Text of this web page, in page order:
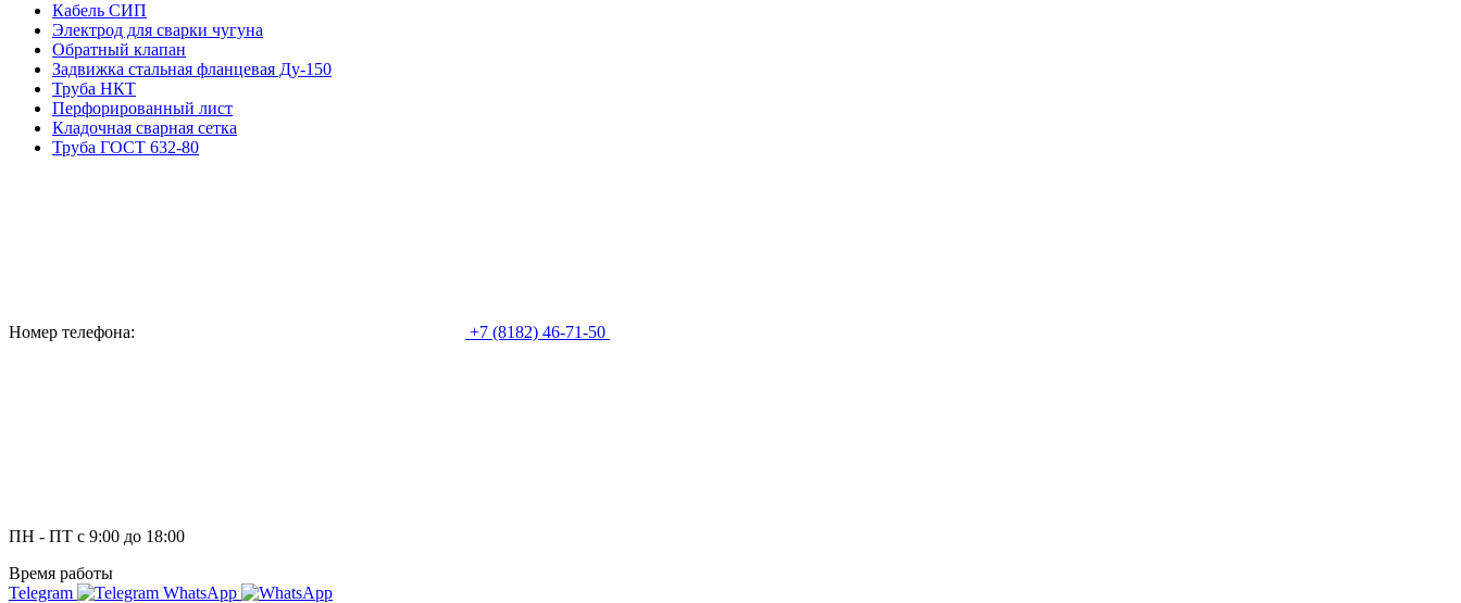
Кабель СИП
Электрод для сварки чугуна
Обратный клапан
Задвижка стальная фланцевая Ду-150
Труба НКТ
Перфорированный лист
Кладочная сварная сетка
Труба ГОСТ 632-80
Номер телефона: +7 (8182) 46-71-50
ПН - ПТ с 9:00 до 18:00
Время работы
Telegram
WhatsApp